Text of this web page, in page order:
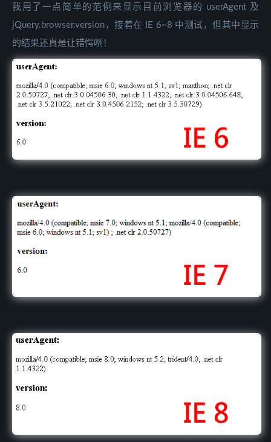
我用了一点简单的范例来显示目前浏览器的 userAgent 及
jQuery.browser.version，接着在 IE 6~8 中测试，但其中显示
的结果还真是让错愕咧！